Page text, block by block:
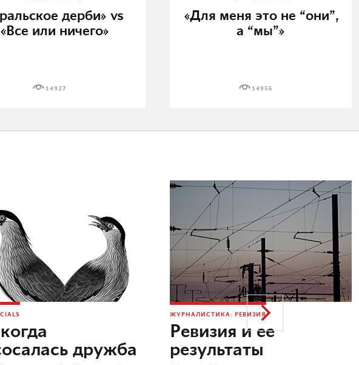
дерби» vs
«Все или ничего»
14927
«Для меня это не “они”,
а “мы”»
14956
дружба
ЖУРНАЛИСТИКА: РЕВИЗИЯ
Ревизия и ее
результаты